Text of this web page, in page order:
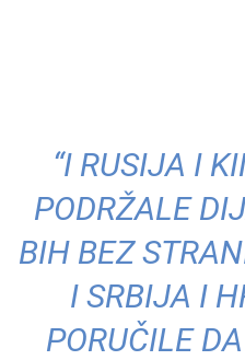
“I RUSIJA I
PODRŽALE
BIH BEZ
I SRBIJA I
PORUČILE